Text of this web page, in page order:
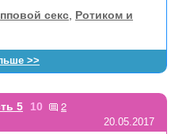
секс Ротиком и
>>
5 10 2
20.05.2017